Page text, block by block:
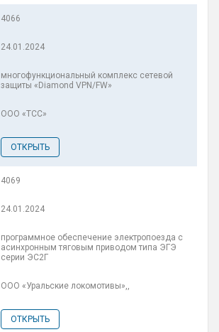
4066
24.01.2024
многофункциональный комплекс сетевой
защиты «Diamond VPN/FW»
ООО «ТСС»
ОТКРЫТЬ
4069
24.01.2024
программное обеспечение электропоезда с
асинхронным тяговым приводом типа ЭГЭ
серии ЭС2Г
ООО «Уральские локомотивы»,,
ОТКРЫТЬ